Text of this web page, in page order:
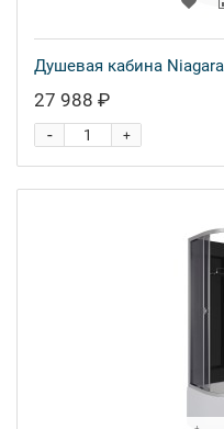
Душевая кабина
27 988 ₽
+
-